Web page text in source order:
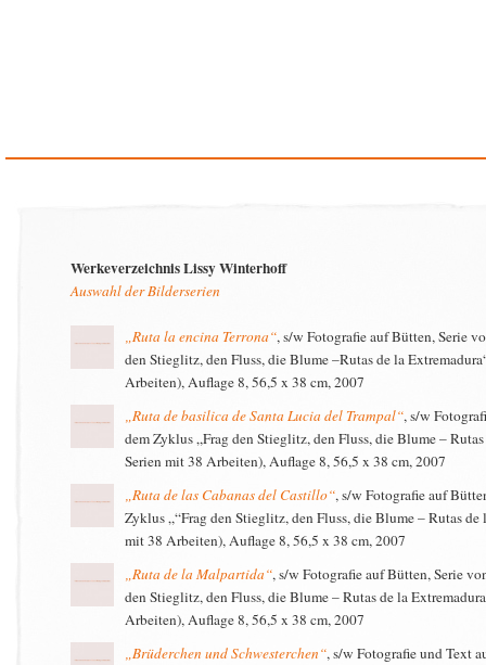
Werkeverzeichnis Lissy Winterhoff
Auswahl der Bilderserien
„Ruta la encina Terrona“, s/w Fotografie auf Bütten, Serie
den Stieglitz, den Fluss, die Blume –Rutas de la
Arbeiten), Auflage 8, 56,5 x 38 cm, 2007
„Ruta de basilica de Santa Lucia del Trampal“, s/w
dem Zyklus „Frag den Stieglitz, den Fluss, die Blume –
Serien mit 38 Arbeiten), Auflage 8, 56,5 x 38 cm, 2007
„Ruta de las Cabanas del Castillo“, s/w Fotografie auf
Zyklus „“Frag den Stieglitz, den Fluss, die Blume – Rutas
mit 38 Arbeiten), Auflage 8, 56,5 x 38 cm, 2007
„Ruta de la Malpartida“, s/w Fotografie auf Bütten, Serie
den Stieglitz, den Fluss, die Blume – Rutas de la
Arbeiten), Auflage 8, 56,5 x 38 cm, 2007
„Brüderchen und Schwesterchen“, s/w Fotografie und Text